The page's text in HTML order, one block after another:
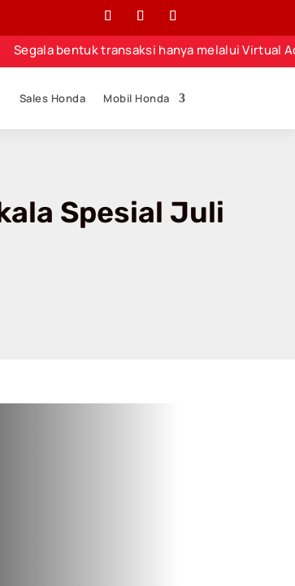
bentuk transaksi hanya melalui Virtual
Sales Honda Mobil Honda
Spesial Juli